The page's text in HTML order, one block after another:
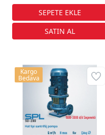
Kargo
Bedava